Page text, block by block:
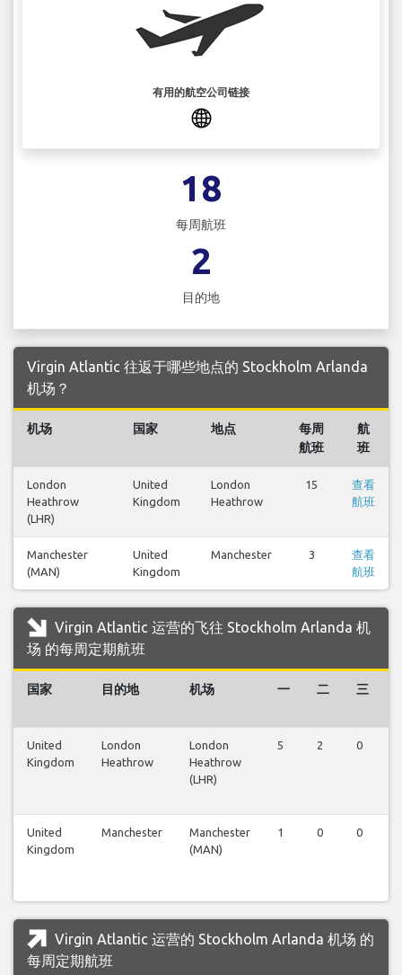
有用的航空公司链接
18
每周航班
2
目的地
Virgin Atlantic 往返于哪些地点的 Stockholm Arlanda
机场？
机场 国家 地点
每周
航班
航
班
London
Heathrow
(LHR)
United
Kingdom
London
Heathrow
15
查看
航班
Manchester
(MAN)
United
Kingdom
Manchester 3
查看
航班
Virgin Atlantic 运营的飞往 Stockholm Arlanda 机
场 的每周定期航班
国家 目的地 机场 一 二 三
United
Kingdom
London
Heathrow
London
Heathrow
(LHR)
5 2 0
United
Kingdom
Manchester
Manchester
(MAN)
1 0 0
Virgin Atlantic 运营的 Stockholm Arlanda 机场 的
每周定期航班